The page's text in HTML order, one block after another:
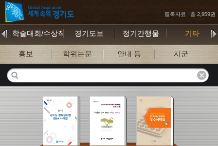
등록자료 : 총 2,959권
학술대회/수상작 경기도보 정기간행물 기타
홍보 학위논문 안내 등 시군